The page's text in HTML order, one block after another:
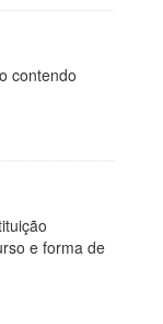
contendo
e forma de